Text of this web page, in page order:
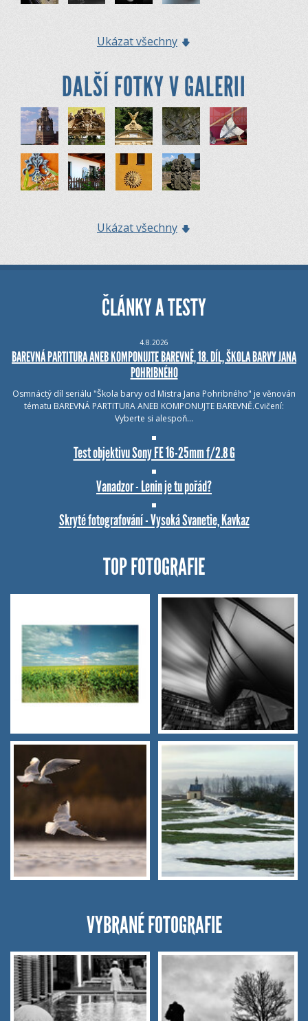
Ukázat všechny
DALŠÍ FOTKY V GALERII
Ukázat všechny
ČLÁNKY A TESTY
4.8.2026
BAREVNÁ PARTITURA ANEB KOMPONUJTE BAREVNĚ, 18. DÍL, ŠKOLA BARVY JANA
POHRIBNÉHO
Osmnáctý díl seriálu "Škola barvy od Mistra Jana Pohribného" je věnován
tématu BAREVNÁ PARTITURA ANEB KOMPONUJTE BAREVNĚ.Cvičení:
Vyberte si alespoň…
Test objektivu Sony FE 16-25mm f/2.8 G
Vanadzor - Lenin je tu pořád?
Skryté fotografování - Vysoká Svanetie, Kavkaz
TOP FOTOGRAFIE
VYBRANÉ FOTOGRAFIE